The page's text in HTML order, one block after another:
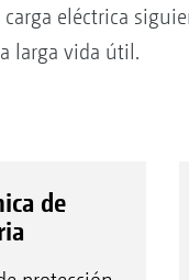
eléctrica
larga vida útil.
de